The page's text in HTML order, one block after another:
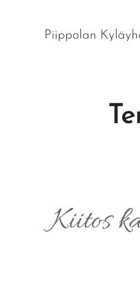
Piippolan
Kiitos